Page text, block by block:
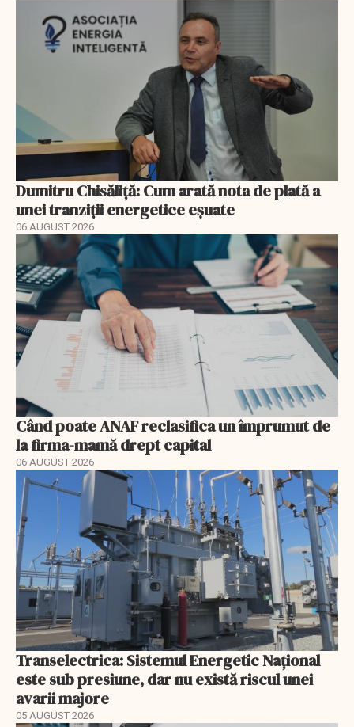
Dumitru Chisăliță: Cum arată nota de plată a
unei tranziții energetice eșuate
06 AUGUST 2026
Când poate ANAF reclasifica un împrumut de
la firma-mamă drept capital
06 AUGUST 2026
Transelectrica: Sistemul Energetic Național
este sub presiune, dar nu există riscul unei
avarii majore
05 AUGUST 2026